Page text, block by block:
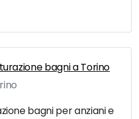
bagni a Torino
bagni per anziani e